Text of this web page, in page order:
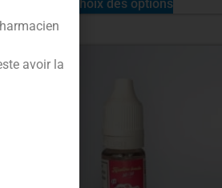
Choix des options
avoir la